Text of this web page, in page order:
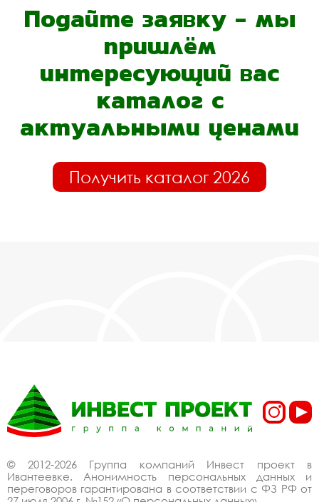
Подайте заявку - мы
пришлём
интересующий вас
каталог с
актуальными ценами
Получить каталог 2026
© 2012-2026 Группа компаний Инвест проект в
Ивантеевке. Анонимность персональных данных и
переговоров гарантирована в соответствии с ФЗ РФ от